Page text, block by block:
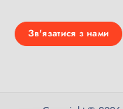
Зв'язатися з нами